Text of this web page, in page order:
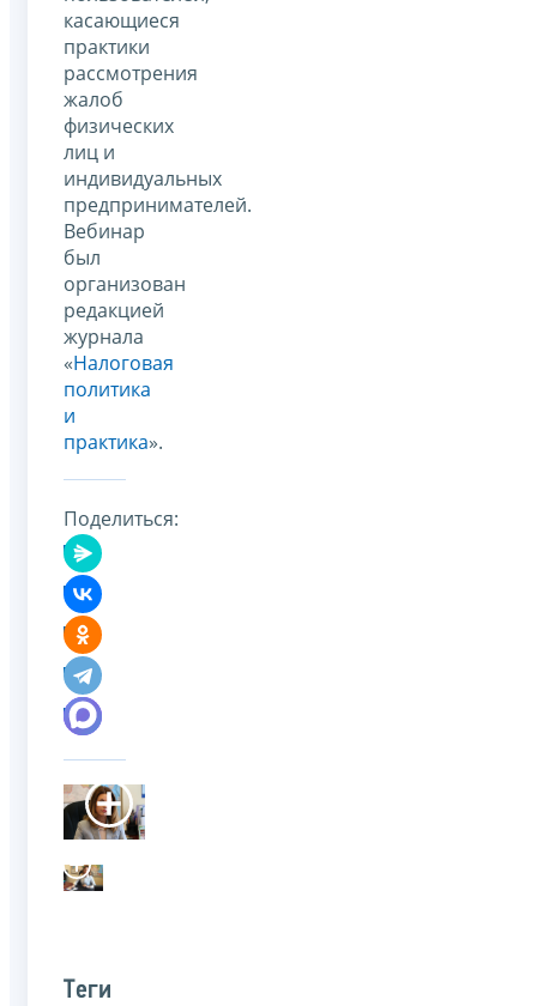
касающиеся
практики
рассмотрения
жалоб
физических
лиц и
индивидуальных
предпринимателей.
Вебинар
был
организован
редакцией
журнала
«Налоговая
политика
и
практика».
Поделиться:
Теги